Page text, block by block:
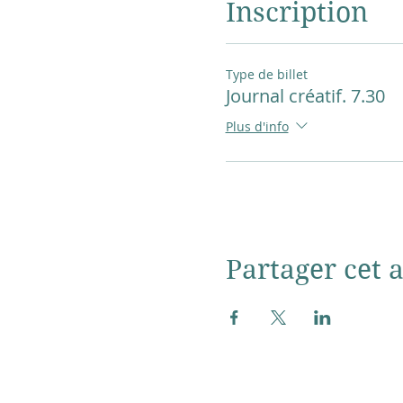
Si beau temps, rdv au
L'atelier a lieu en petit
A noter: Annulation de
Inscription
Type de billet
Journal créatif. 7.30
Plus d'info
Partager cet